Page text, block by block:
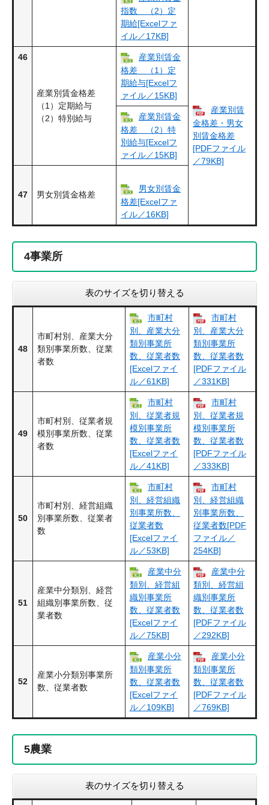
指数 （2）定
期給[Excelファ
イル／17KB]
46
産業別賃金格差
（1）定期給与
（2）特別給与
産業別賃金
格差 （1）定
期給与[Excelフ
ァイル／15KB]
産業別賃
金格差・男女
別賃金格差
[PDFファイル
／79KB]
産業別賃金
格差 （2）特
別給与[Excelフ
ァイル／15KB]
47 男女別賃金格差
男女別賃金
格差[Excelファ
イル／16KB]
4事業所
表のサイズを切り替える
48
市町村別、産業大分
類別事業所数、従業
者数
市町村
別、産業大分
類別事業所
数、従業者数
[Excelファイ
ル／61KB]
市町村
別、産業大分
類別事業所
数、従業者数
[PDFファイル
／331KB]
49
市町村別、従業者規
模別事業所数、従業
者数
市町村
別、従業者規
模別事業所
数、従業者数
[Excelファイ
ル／41KB]
市町村
別、従業者規
模別事業所
数、従業者数
[PDFファイル
／333KB]
50
市町村別、経営組織
別事業所数、従業者
数
市町村
別、経営組織
別事業所数、
従業者数
[Excelファイ
ル／53KB]
市町村
別、経営組織
別事業所数、
従業者数[PDF
ファイル／
254KB]
51
産業中分類別、経営
組織別事業所数、従
業者数
産業中分
類別、経営組
織別事業所
数、従業者数
[Excelファイ
ル／75KB]
産業中分
類別、経営組
織別事業所
数、従業者数
[PDFファイル
／292KB]
52
産業小分類別事業所
数、従業者数
産業小分
類別事業所
数、従業者数
[Excelファイ
ル／109KB]
産業小分
類別事業所
数、従業者数
[PDFファイル
／769KB]
5農業
表のサイズを切り替える